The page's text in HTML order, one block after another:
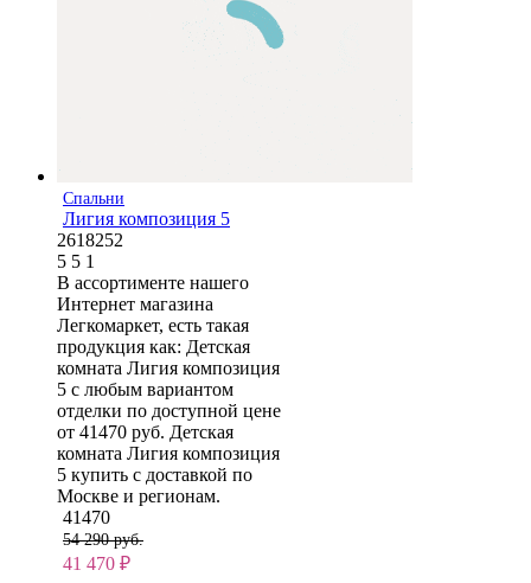
Спальни
Лигия композиция 5
2618252
5 5 1
В ассортименте нашего
Интернет магазина
Легкомаркет, есть такая
продукция как: Детская
комната Лигия композиция
5 с любым вариантом
отделки по доступной цене
от 41470 руб. Детская
комната Лигия композиция
5 купить с доставкой по
Москве и регионам.
41470
54 290 руб.
41 470 ₽